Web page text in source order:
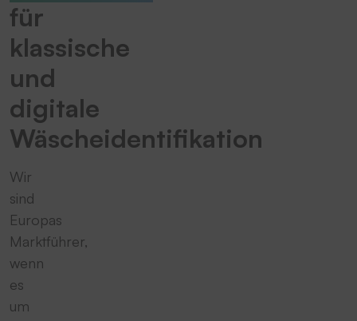
für
klassische
und
digitale
Wäscheidentifikation
Wir
sind
Europas
Marktführer,
wenn
es
um